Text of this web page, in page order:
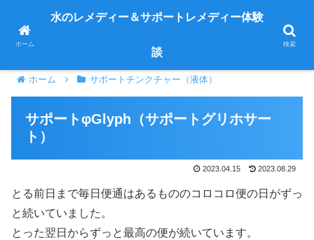
皆さまから寄せられた体験談を紹介します
ホーム サポートチンクチャー（液体）
サポートφGlyph（サポートグリホサー
ト）
2023.04.15 2023.08.29
とる前日まで毎日便通はあるもののコロコロ便の日がずっ
と続いていました。
とった翌日からずっと最高の便が続いています。
ホーム
水のレメディー＆サポートレメディー体験
談
検索